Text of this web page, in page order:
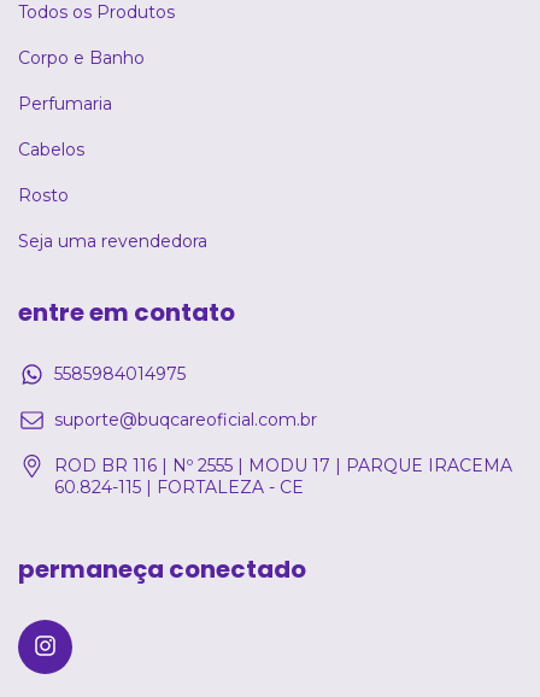
Todos os Produtos
Corpo e Banho
Perfumaria
Cabelos
Rosto
Seja uma revendedora
entre em contato
5585984014975
suporte@buqcareoficial.com.br
ROD BR 116 | Nº 2555 | MODU 17 | PARQUE IRACEMA
60.824-115 | FORTALEZA - CE
permaneça conectado